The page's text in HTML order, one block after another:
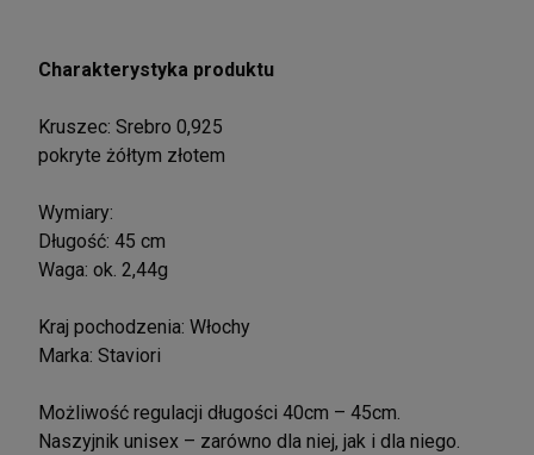
Charakterystyka produktu
Kruszec: Srebro 0,925
pokryte żółtym złotem
Wymiary:
Długość: 45 cm
Waga: ok. 2,44g
Kraj pochodzenia: Włochy
Marka: Staviori
Możliwość regulacji długości 40cm – 45cm.
Naszyjnik unisex – zarówno dla niej, jak i dla niego.